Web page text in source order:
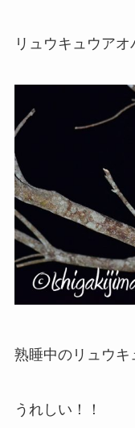
リュウキュウアオ
熟睡中のリュウキ
うれしい！！